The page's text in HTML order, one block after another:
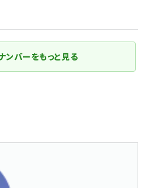
ンバーをもっと見る